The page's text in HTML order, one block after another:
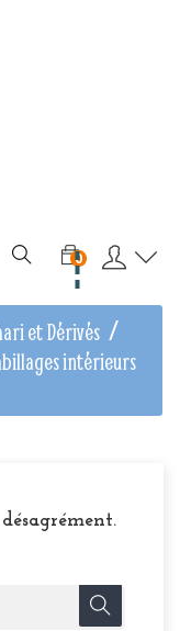
0
et Dérivés
intérieurs